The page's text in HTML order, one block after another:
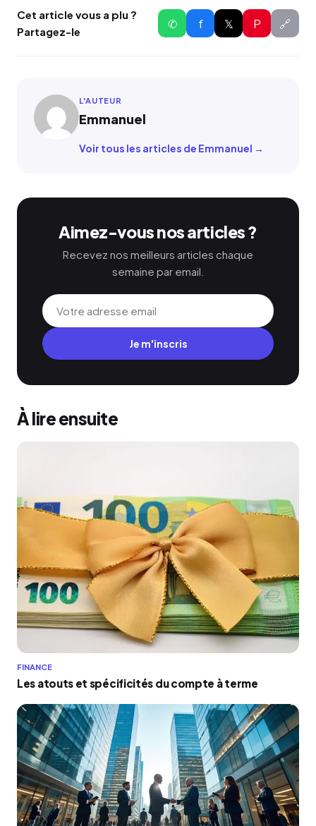
Cet article vous a plu ?
Partagez-le
✆ f 𝕏 P 🔗
L'AUTEUR
Emmanuel
Voir tous les articles de Emmanuel →
Aimez-vous nos articles ?
Recevez nos meilleurs articles chaque
semaine par email.
Je m'inscris
À lire ensuite
FINANCE
Les atouts et spécificités du compte à terme